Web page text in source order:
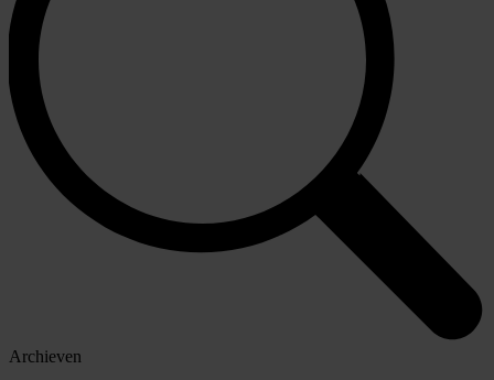
Archieven